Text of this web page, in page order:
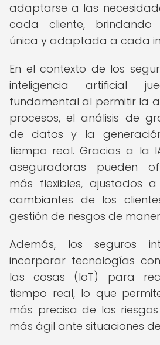
adaptarse a las
cada cliente, brindando
única y adaptada a cada
En el contexto de los
inteligencia artificial
fundamental al permitir la
procesos, el análisis de
de datos y la
tiempo real. Gracias a la
aseguradoras pueden
más flexibles, ajustados
cambiantes de los
gestión de riesgos de
Además, los seguros
incorporar tecnologías
las cosas (IoT) para
tiempo real, lo que
más precisa de los
más ágil ante situaciones